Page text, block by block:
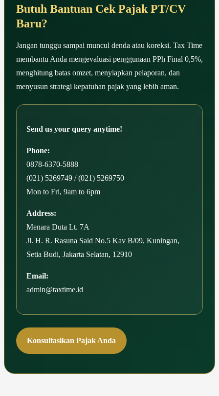
Butuh Bantuan Cek Pajak PT/CV
Baru?
Jangan tunggu sampai muncul denda atau koreksi. Tax Time
membantu Anda mengevaluasi penggunaan PPh Final 0,5%,
menghitung batas omzet, menyiapkan pelaporan, dan
menyusun strategi kepatuhan pajak yang lebih aman.
Send us your query anytime!
Phone:
0878-6370-5888
(021) 5269749 / (021) 5269750
Mon to Fri, 9am to 6pm
Address:
Menara Duta Lt. 7A
Jl. H. R. Rasuna Said No.5 Kav B/09, Kuningan,
Setia Budi, Jakarta Selatan, 12910
Email:
admin@taxtime.id
Konsultasikan Pajak Anda